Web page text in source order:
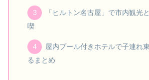
「ヒルトン名古屋」で市内観光
喫
屋内プール付きホテルで子連れ
るまとめ